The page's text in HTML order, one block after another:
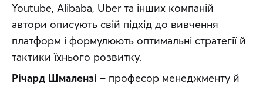
Youtube, Alibaba, Uber та інших компаній
автори описують свій підхід до вивчення
платформ і формулюють оптимальні стратегії й
тактики їхнього розвитку.
Річард Шмалензі – професор менеджменту й